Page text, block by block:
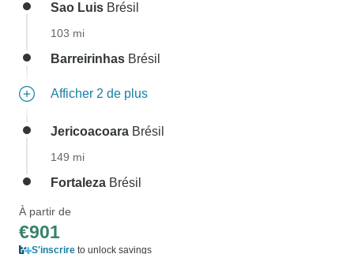
Sao Luis Brésil
103 mi
Barreirinhas Brésil
Afficher 2 de plus
Jericoacoara Brésil
149 mi
Fortaleza Brésil
À partir de
€901
S'inscrire to unlock savings